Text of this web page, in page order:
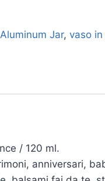
Jar, vaso
/ 120 ml.
anniversari,